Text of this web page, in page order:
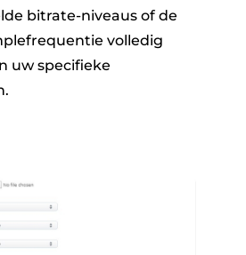
bitrate-niveaus of de
volledig
uw specifieke